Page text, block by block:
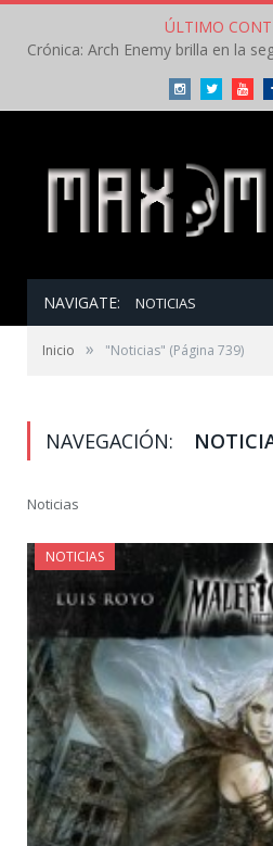
ÚLTIMO
InstagramTwitter
NAVIGATE: NOTICIAS
Inicio » "Noticias" (Página 739)
NAVEGACIÓN:
Noticias
NOTICIAS